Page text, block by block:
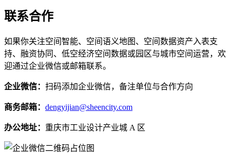
联系合作
如果你关注空间智能、空间语义地图、空间数据资产入表支
持、融资协同、低空经济空间数据或园区与城市空间运营，欢
迎通过企业微信或邮箱联系。
企业微信： 扫码添加企业微信，备注单位与合作方向
商务邮箱： dengyijian@sheencity.com
办公地址： 重庆市工业设计产业城 A 区